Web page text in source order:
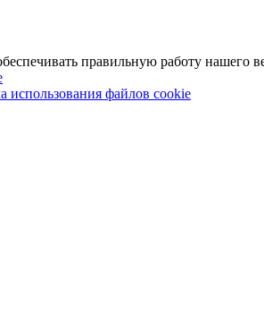
правильную работу нашего
использования файлов cookie